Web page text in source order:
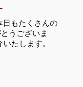
日もたくさんの
うございま
たします。